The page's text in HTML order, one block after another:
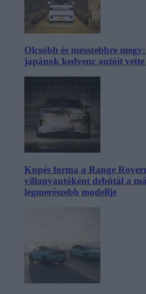
Olcsóbb és messzebbre
japánok kedvenc autóit vette
Kupés forma a Range
villanyautóként debütál a
legmerészebb modellje